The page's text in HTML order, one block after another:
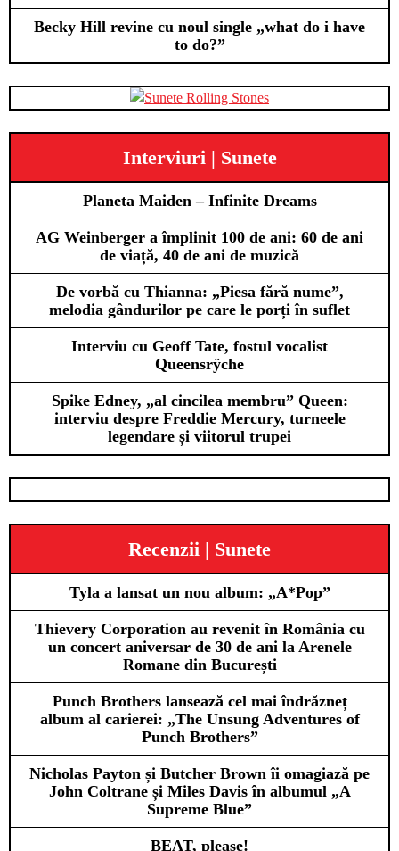
Becky Hill revine cu noul single „what do i have
to do?”
Interviuri | Sunete
Planeta Maiden – Infinite Dreams
AG Weinberger a împlinit 100 de ani: 60 de ani
de viață, 40 de ani de muzică
De vorbă cu Thianna: „Piesa fără nume”,
melodia gândurilor pe care le porți în suflet
Interviu cu Geoff Tate, fostul vocalist
Queensrÿche
Spike Edney, „al cincilea membru” Queen:
interviu despre Freddie Mercury, turneele
legendare și viitorul trupei
Recenzii | Sunete
Tyla a lansat un nou album: „A*Pop”
Thievery Corporation au revenit în România cu
un concert aniversar de 30 de ani la Arenele
Romane din București
Punch Brothers lansează cel mai îndrăzneț
album al carierei: „The Unsung Adventures of
Punch Brothers”
Nicholas Payton și Butcher Brown îi omagiază pe
John Coltrane și Miles Davis în albumul „A
Supreme Blue”
BEAT, please!